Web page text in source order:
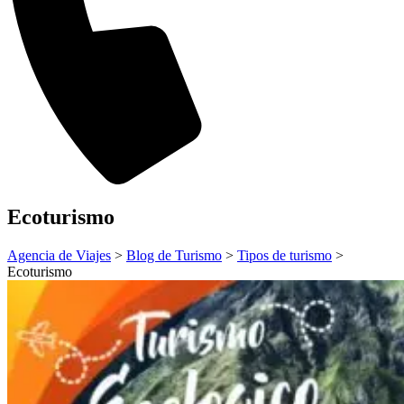
Ecoturismo
Agencia de Viajes > Blog de Turismo > Tipos de turismo >
Ecoturismo